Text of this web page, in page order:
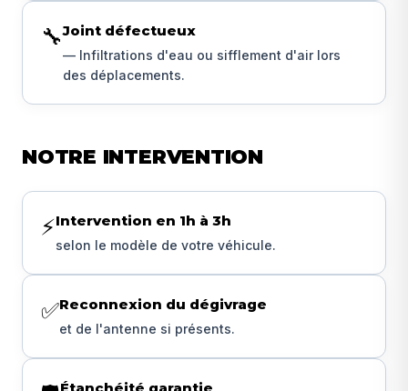
🔧Joint défectueux
— Infiltrations d'eau ou sifflement d'air lors
des déplacements.
NOTRE INTERVENTION
⚡Intervention en 1h à 3h
selon le modèle de votre véhicule.
✅Reconnexion du dégivrage
et de l'antenne si présents.